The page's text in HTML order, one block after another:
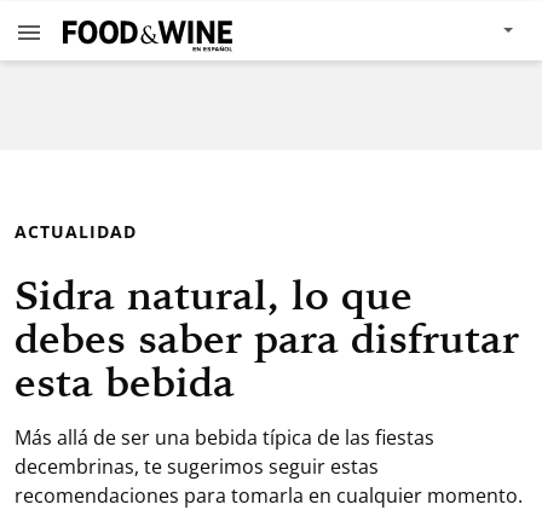
ACTUALIDAD
Sidra natural, lo que
debes saber para disfrutar
esta bebida
Más allá de ser una bebida típica de las fiestas
decembrinas, te sugerimos seguir estas
recomendaciones para tomarla en cualquier momento.